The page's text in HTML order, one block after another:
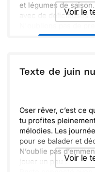
et légumes de
avec de délicieuses
de nous retrouver
Alors, prépare tes
Ensemble,
Voir le
ou : Copier
Texte de juin
Oser rêver, c’est ce
tu profites
mélodies. Les
pour se balader et
N’oublie pas
jouer un peu !Voir le